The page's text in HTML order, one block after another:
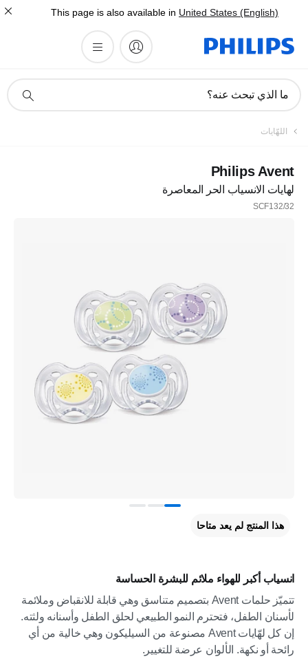
This page is also available in United States (English)
دعم
ما الذي تبحث عنه؟
تسجيل
تسجيل
اللهّايات
Philips Avent
لهايات الانسياب الحر المعاصرة
SCF132/32
انسياب أكبر للهواء ملائم للبشرة الحساسة
تتميّز حلمات Avent بتصميم متناسق وهي قابلة للانقباض وملائمة
لأسنان الطفل، فتحترم النمو الطبيعي لحلق الطفل وأسنانه ولثته.
إن كل لهّايات Avent مصنوعة من السيليكون وهي خالية من أي
رائحة أو نكهة. الألوان عرضة للتغيير.
هذا المنتج لم يعد متاحا